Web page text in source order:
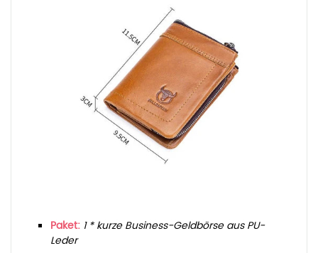
Paket: 1 * kurze Business-Geldbörse aus PU-
Leder